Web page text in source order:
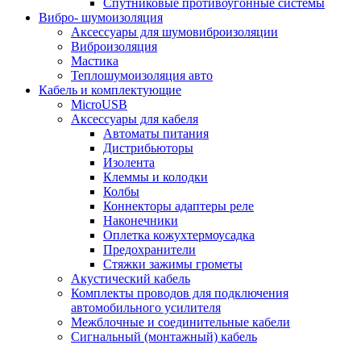
Спутниковые противоугонные системы
Вибро- шумоизоляция
Аксессуары для шумовиброизоляции
Виброизоляция
Мастика
Теплошумоизоляция авто
Кабель и комплектующие
MicroUSB
Аксессуары для кабеля
Автоматы питания
Дистрибьюторы
Изолента
Клеммы и колодки
Колбы
Коннекторы адаптеры реле
Наконечники
Оплетка кожухтермоусадка
Предохранители
Стяжки зажимы грометы
Акустический кабель
Комплекты проводов для подключения
автомобильного усилителя
Межблочные и соединительные кабели
Сигнальный (монтажный) кабель